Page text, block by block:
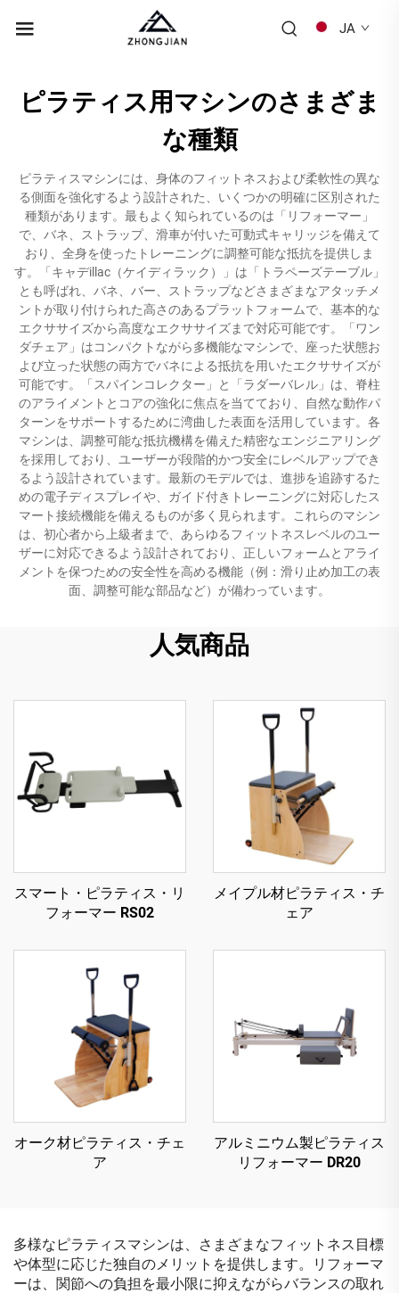
JA
ピラティス用マシンのさまざま
な種類
ピラティスマシンには、身体のフィットネスおよび柔軟性の異な
る側面を強化するよう設計された、いくつかの明確に区別された
種類があります。最もよく知られているのは「リフォーマー」
で、バネ、ストラップ、滑車が付いた可動式キャリッジを備えて
おり、全身を使ったトレーニングに調整可能な抵抗を提供しま
す。「キャデillac（ケイディラック）」は「トラペーズテーブル」
とも呼ばれ、バネ、バー、ストラップなどさまざまなアタッチメ
ントが取り付けられた高さのあるプラットフォームで、基本的な
エクササイズから高度なエクササイズまで対応可能です。「ワン
ダチェア」はコンパクトながら多機能なマシンで、座った状態お
よび立った状態の両方でバネによる抵抗を用いたエクササイズが
可能です。「スパインコレクター」と「ラダーバレル」は、脊柱
のアライメントとコアの強化に焦点を当てており、自然な動作パ
ターンをサポートするために湾曲した表面を活用しています。各
マシンは、調整可能な抵抗機構を備えた精密なエンジニアリング
を採用しており、ユーザーが段階的かつ安全にレベルアップでき
るよう設計されています。最新のモデルでは、進捗を追跡するた
めの電子ディスプレイや、ガイド付きトレーニングに対応したス
マート接続機能を備えるものが多く見られます。これらのマシン
は、初心者から上級者まで、あらゆるフィットネスレベルのユー
ザーに対応できるよう設計されており、正しいフォームとアライ
メントを保つための安全性を高める機能（例：滑り止め加工の表
面、調整可能な部品など）が備わっています。
人気商品
スマート・ピラティス・リ
フォーマー RS02
メイプル材ピラティス・チ
ェア
オーク材ピラティス・チェ
ア
アルミニウム製ピラティス
リフォーマー DR20
多様なピラティスマシンは、さまざまなフィットネス目標
や体型に応じた独自のメリットを提供します。リフォーマ
ーは、関節への負担を最小限に抑えながらバランスの取れ